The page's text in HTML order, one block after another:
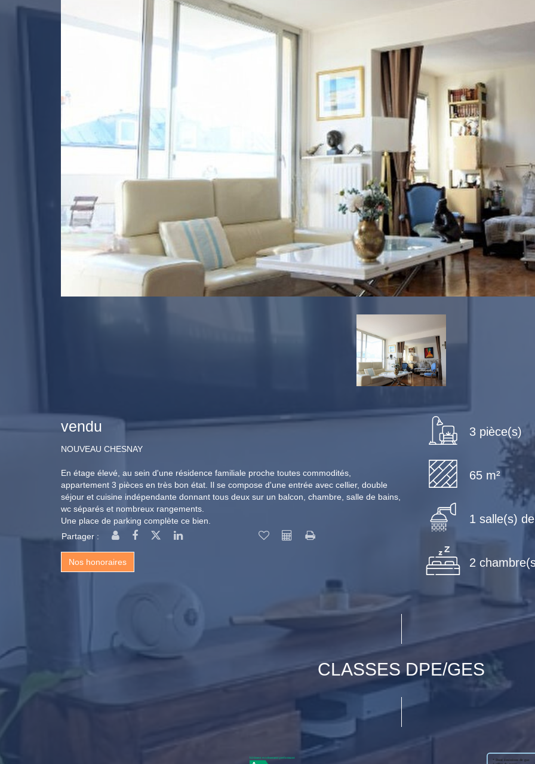
vendu
NOUVEAU CHESNAY
En étage élevé, au sein d'une résidence familiale proche toutes commodités,
appartement 3 pièces en très bon état. Il se compose d'une entrée avec cellier, double
séjour et cuisine indépendante donnant tous deux sur un balcon, chambre, salle de bains,
wc séparés et nombreux rangements.
Une place de parking complète ce bien.
Partager :
Nos honoraires
3 pièce(s)
65 m²
1 salle(s)
2
CLASSES DPE/GES